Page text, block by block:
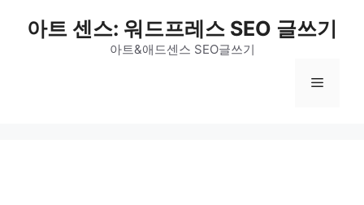
아트 센스: 워드프레스 SEO 글쓰기
아트&애드센스 SEO글쓰기
Menu